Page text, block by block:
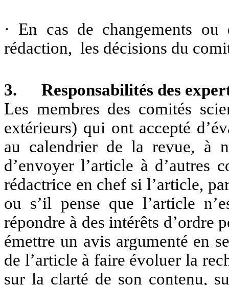
· En cas de changements ou
rédaction, les décisions du
3. Responsabilités des
Les membres des comités
extérieurs) qui ont accepté
au calendrier de la revue, à
d’envoyer l’article à d’autres
rédactrice en chef si l’article,
ou s’il pense que l’article
répondre à des intérêts d’ordre
émettre un avis argumenté en
de l’article à faire évoluer la
sur la clarté de son contenu,